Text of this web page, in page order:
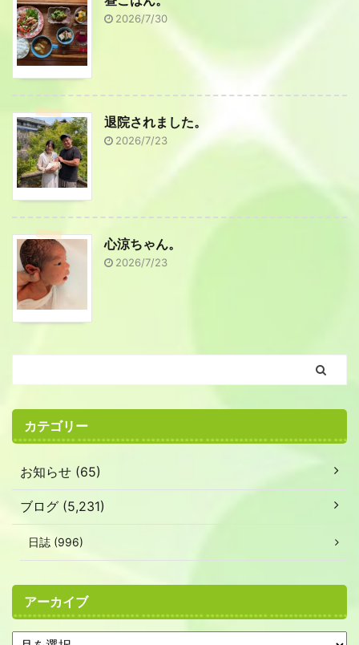
2026/7/30
退院されました。
2026/7/23
心涼ちゃん。
2026/7/23
カテゴリー
お知らせ (65)
ブログ (5,231)
日誌 (996)
アーカイブ